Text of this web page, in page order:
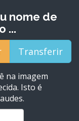
nome de
...
na imagem
Isto é